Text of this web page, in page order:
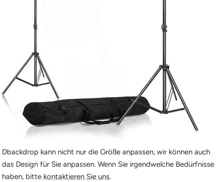
Dbackdrop kann nicht nur die Größe anpassen, wir können auch
das Design für Sie anpassen. Wenn Sie irgendwelche Bedürfnisse
haben, bitte kontaktieren Sie uns.